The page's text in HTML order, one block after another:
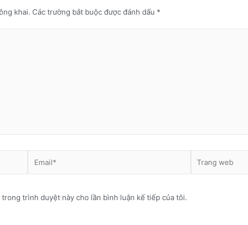
khai. Các trường bắt buộc được đánh dấu *
web
trình duyệt này cho lần bình luận kế tiếp của tôi.